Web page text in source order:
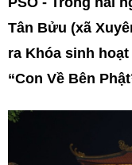
Tân Bửu (xã
ra Khóa sinh
“Con Về Bên